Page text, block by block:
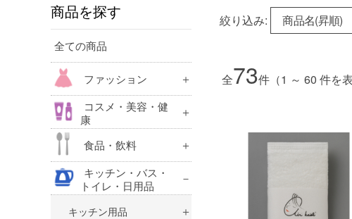
商品を探す
全ての商品
ファッション
コスメ・美容・健
康
食品・飲料
キッチン・バス・
トイレ・日用品
( 73 )
キッチン用品
絞り込み: 商品名(昇順)
全73件（1 ～ 60 件を表